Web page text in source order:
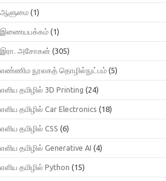
ஆளுமை (1)
இணையபக்கம் (1)
இரா. அசோகன் (305)
எண்ணிம நூலகத் தொழில்நுட்பம் (5)
எளிய தமிழில் 3D Printing (24)
எளிய தமிழில் Car Electronics (18)
எளிய தமிழில் CSS (6)
எளிய தமிழில் Generative AI (4)
எளிய தமிழில் Python (15)